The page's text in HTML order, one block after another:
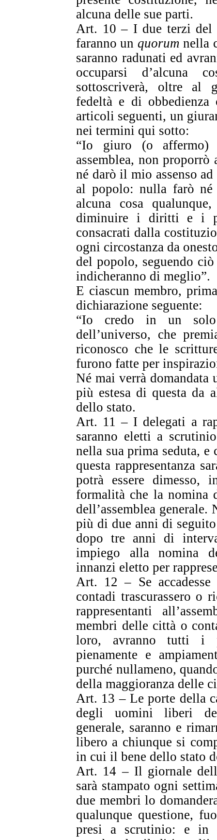
alcuna delle sue parti.
Art. 10 – I due terzi del
faranno un quorum nella
saranno radunati ed
occuparsi d’alcuna
sottoscriverà, oltre al
fedeltà e di
articoli seguenti, un
nei termini qui sotto:
“Io giuro (o affermo)
assemblea, non
né darò il mio assenso
al popolo: nulla farò né
alcuna cosa
diminuire i diritti e i
consacrati dalla
ogni circostanza da
del popolo, seguendo
indicheranno di meglio”.
E ciascun membro,
dichiarazione seguente:
“Io credo in un solo
dell’universo, che
riconosco che le
furono fatte per
Né mai verrà domandata
più estesa di questa da
dello stato.
Art. 11 – I delegati a
saranno eletti a
nella sua prima seduta,
questa rappresentanza
potrà essere dimesso,
formalità che la nomina
dell’assemblea generale.
più di due anni di
dopo tre anni di
impiego alla nomina
innanzi eletto per
Art. 12 – Se
contadi trascurassero o
rappresentanti
membri delle città o
loro, avranno tutti i
pienamente e
purché nullameno,
della maggioranza delle
Art. 13 – Le porte della
degli uomini liberi
generale, saranno e
libero a chiunque si
in cui il bene dello stato
Art. 14 – Il giornale
sarà stampato ogni
due membri lo
qualunque questione,
presi a scrutinio: e in